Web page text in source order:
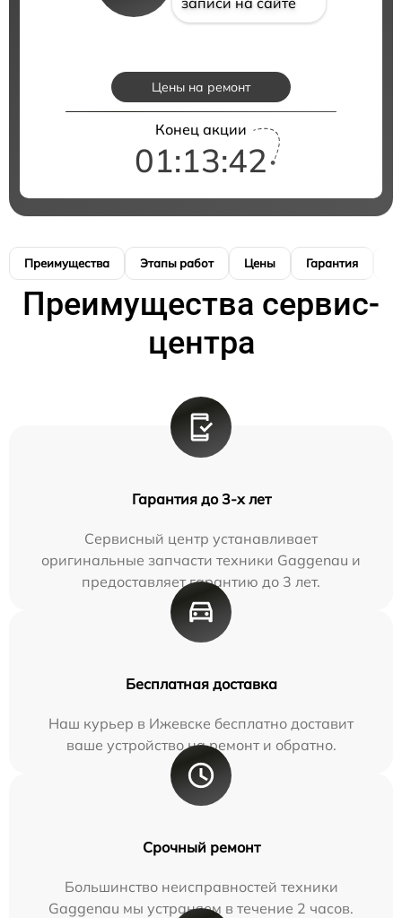
Цены на ремонт
Конец акции
01:13:41
Преимущества Этапы работ Цены Гарантия
Преимущества сервис-
центра
Гарантия до 3-х лет
Сервисный центр устанавливает
оригинальные запчасти техники Gaggenau и
предоставляет гарантию до 3 лет.
Бесплатная доставка
Наш курьер в Ижевске бесплатно доставит
ваше устройство на ремонт и обратно.
Срочный ремонт
Большинство неисправностей техники
Gaggenau мы устраняем в течение 2 часов.